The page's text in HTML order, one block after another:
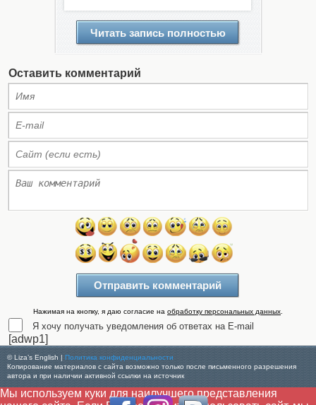
Читать запись полностью
Оставить комментарий
Нажимая на кнопку, я даю согласие на обработку персональных данных
Я хочу получать уведомления об ответах на E-mail
[adwp1]
© Liza’s English | Политика конфиденциальности
Копирование материалов с сайта возможно только после письменного разрешения
автора и при наличии активной ссылки на источник
Мы используем куки для наилучшего представления